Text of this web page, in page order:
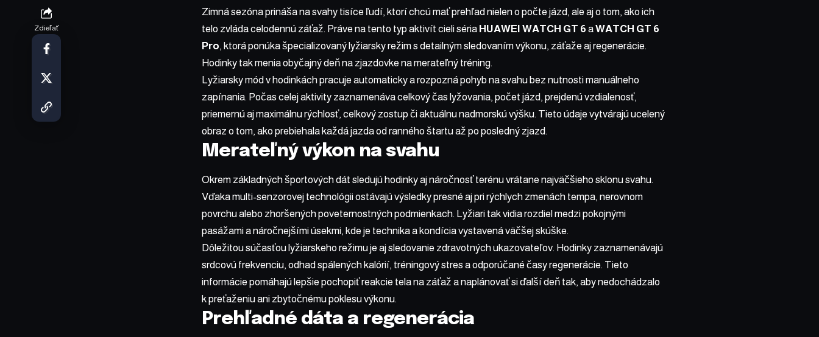
Zdieľať
Zimná sezóna prináša na svahy tisíce ľudí, ktorí chcú mať prehľad nielen o počte jázd, ale aj o tom, ako ich
telo zvláda celodennú záťaž. Práve na tento typ aktivít cieli séria HUAWEI WATCH GT 6 aWATCH GT 6
Pro, ktorá ponúka špecializovaný lyžiarsky režim s detailným sledovaním výkonu, záťaže aj regenerácie.
Hodinky tak menia obyčajný deň na zjazdovke na merateľný tréning.
Lyžiarsky mód v hodinkách pracuje automaticky a rozpozná pohyb na svahu bez nutnosti manuálneho
zapínania. Počas celej aktivity zaznamenáva celkový čas lyžovania, počet jázd, prejdenú vzdialenosť,
priemernú aj maximálnu rýchlosť, celkový zostup či aktuálnu nadmorskú výšku. Tieto údaje vytvárajú ucelený
obraz o tom, ako prebiehala každá jazda od ranného štartu až po posledný zjazd.
Merateľný výkon na svahu
Okrem základných športových dát sledujú hodinky aj náročnosť terénu vrátane najväčšieho sklonu svahu.
Vďaka multi-senzorovej technológii ostávajú výsledky presné aj pri rýchlych zmenách tempa, nerovnom
povrchu alebo zhoršených poveternostných podmienkach. Lyžiari tak vidia rozdiel medzi pokojnými
pasážami a náročnejšími úsekmi, kde je technika a kondícia vystavená väčšej skúške.
Dôležitou súčasťou lyžiarskeho režimu je aj sledovanie zdravotných ukazovateľov. Hodinky zaznamenávajú
srdcovú frekvenciu, odhad spálených kalórií, tréningový stres a odporúčané časy regenerácie. Tieto
informácie pomáhajú lepšie pochopiť reakcie tela na záťaž a naplánovať si ďalší deň tak, aby nedochádzalo
k preťaženiu ani zbytočnému poklesu výkonu.
Prehľadné dáta a regenerácia